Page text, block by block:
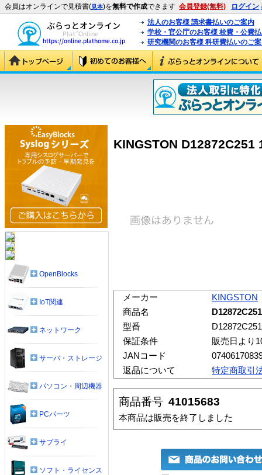
会員はオンラインで見積書(見本)を無料で作成できます 会員登録(無料) ログイン
法人のお客様 請求書払いのご案内
学校・官公庁のお客様 校費・公費
研究機関のお客様 科研費払いのご
KINGSTON D12872C251
メーカー
KINGSTON
商品名
型番
D12872C251
保証条件
販売日より
JANコード
返品について
特定商取引
商品番号 41015683
本商品は販売を終了しました
OpenBlocks
IoT関連
ネットワーク
サーバ・ストレージ
パソコン・周辺機器
PCパーツ
サプライ
ソフト・ライセンス